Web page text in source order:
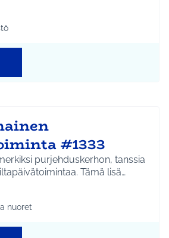
mukaan: Hyrylä
teeman mukaan: Ympäristö
#1333
purjehduskerhon, tanssia
Tämä lisä…
mukaan: Hyrylä
teeman mukaan: Lapset ja nuoret
nuoret